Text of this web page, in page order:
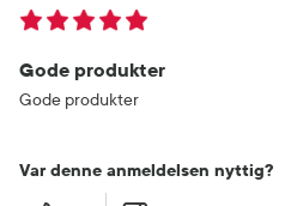
Gode produkter
Gode produkter
Var denne anmeldelsen nyttig?